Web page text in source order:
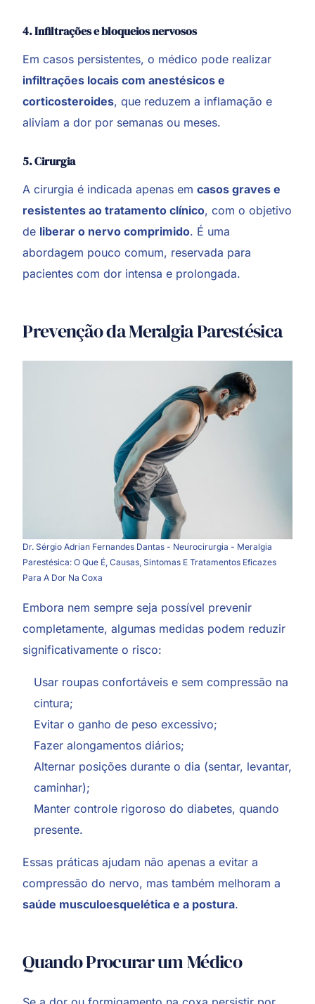
4. Infiltrações e bloqueios nervosos
Em casos persistentes, o médico pode realizar
infiltrações locais com anestésicos e
corticosteroides, que reduzem a inflamação e
aliviam a dor por semanas ou meses.
5. Cirurgia
A cirurgia é indicada apenas emcasos graves e
resistentes ao tratamento clínico, com o objetivo
de liberar o nervo comprimido. É uma
abordagem pouco comum, reservada para
pacientes com dor intensa e prolongada.
Prevenção da Meralgia Parestésica
Dr. Sérgio Adrian Fernandes Dantas - Neurocirurgia - Meralgia
Parestésica: O Que É, Causas, Sintomas E Tratamentos Eficazes
Para A Dor Na Coxa
Embora nem sempre seja possível prevenir
completamente, algumas medidas podem reduzir
significativamente o risco:
Usar roupas confortáveis e sem compressão na
cintura;
Evitar o ganho de peso excessivo;
Fazer alongamentos diários;
Alternar posições durante o dia (sentar, levantar,
caminhar);
Manter controle rigoroso do diabetes, quando
presente.
Essas práticas ajudam não apenas a evitar a
compressão do nervo, mas também melhoram a
saúde musculoesquelética e a postura.
Quando Procurar um Médico